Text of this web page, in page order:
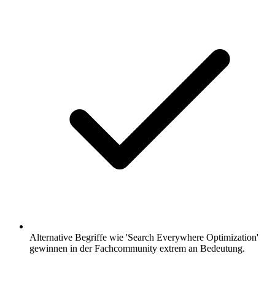
Alternative Begriffe wie 'Search Everywhere Optimization'
gewinnen in der Fachcommunity extrem an Bedeutung.